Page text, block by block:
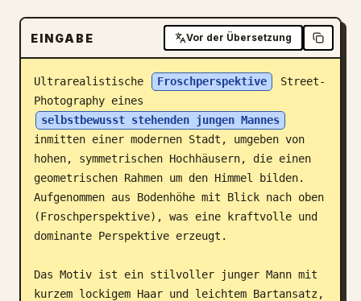
Download
Blog
Updates
EINGABE Vor der Übersetzung
Ultrarealistische Froschperspektive
Street-
Photography eines
selbstbewusst stehenden jungen Mannes
inmitten einer modernen Stadt, umgeben von
hohen, symmetrischen Hochhäusern, die einen
geometrischen Rahmen um den Himmel bilden.
Aufgenommen aus Bodenhöhe mit Blick nach oben
(Froschperspektive), was eine kraftvolle und
dominante Perspektive erzeugt.
Das Motiv ist ein stilvoller junger Mann mit
kurzem lockigem Haar und leichtem Bartansatz,